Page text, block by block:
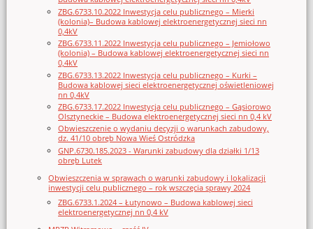
ZBG.6733.10.2022 Inwestycja celu publicznego – Mierki
(kolonia)– Budowa kablowej elektroenergetycznej sieci nn
0,4kV
ZBG.6733.11.2022 Inwestycja celu publicznego – Jemiołowo
(kolonia) – Budowa kablowej elektroenergetycznej sieci nn
0,4kV
ZBG.6733.13.2022 Inwestycja celu publicznego – Kurki –
Budowa kablowej sieci elektroenergetycznej oświetleniowej
nn 0,4kV
ZBG.6733.17.2022 Inwestycja celu publicznego – Gąsiorowo
Olsztyneckie – Budowa elektroenergetycznej sieci nn 0,4 kV
Obwieszczenie o wydaniu decyzji o warunkach zabudowy,
dz. 41/10 obręb Nowa Wieś Ostródzka
GNP.6730.185.2023 - Warunki zabudowy dla działki 1/13
obręb Lutek
Obwieszczenia w sprawach o warunki zabudowy i lokalizacji
inwestycji celu publicznego – rok wszczęcia sprawy 2024
ZBG.6733.1.2024 – Łutynowo – Budowa kablowej sieci
elektroenergetycznej nn 0,4 kV